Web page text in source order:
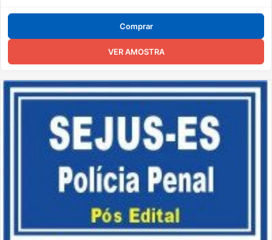
Comprar
VER AMOSTRA